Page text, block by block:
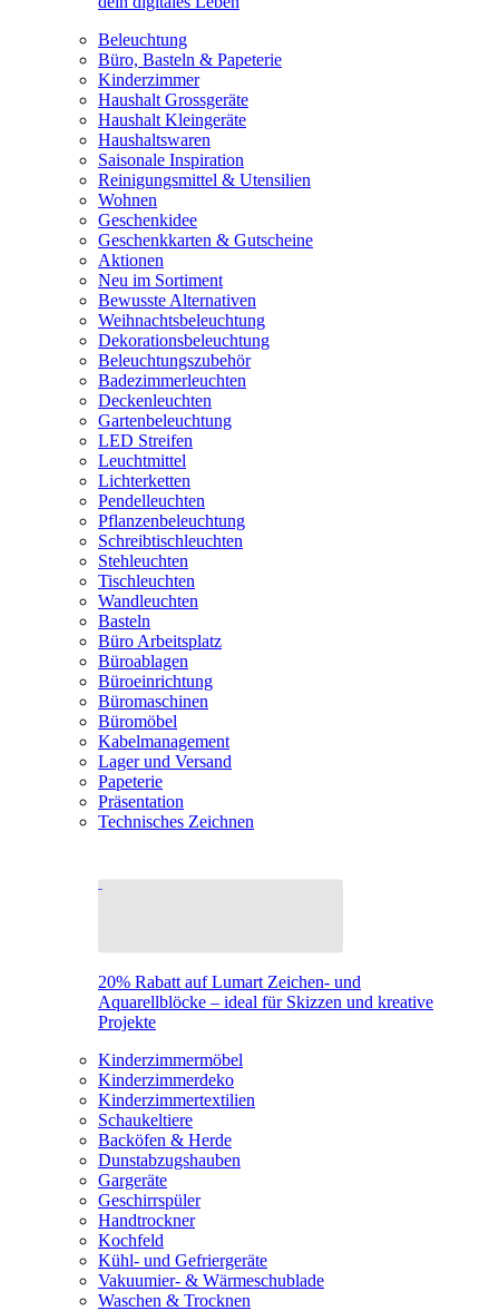
Beleuchtung
Büro, Basteln & Papeterie
Kinderzimmer
Haushalt Grossgeräte
Haushalt Kleingeräte
Haushaltswaren
Saisonale Inspiration
Reinigungsmittel & Utensilien
Wohnen
Geschenkidee
Geschenkkarten & Gutscheine
Aktionen
Neu im Sortiment
Bewusste Alternativen
Weihnachtsbeleuchtung
Dekorationsbeleuchtung
Beleuchtungszubehör
Badezimmerleuchten
Deckenleuchten
Gartenbeleuchtung
LED Streifen
Leuchtmittel
Lichterketten
Pendelleuchten
Pflanzenbeleuchtung
Schreibtischleuchten
Stehleuchten
Tischleuchten
Wandleuchten
Basteln
Büro Arbeitsplatz
Büroablagen
Büroeinrichtung
Büromaschinen
Büromöbel
Kabelmanagement
Lager und Versand
Papeterie
Präsentation
Technisches Zeichnen
20% Rabatt auf Lumart Zeichen- und
Aquarellblöcke – ideal für Skizzen und kreative
Projekte
Kinderzimmermöbel
Kinderzimmerdeko
Kinderzimmertextilien
Schaukeltiere
Backöfen & Herde
Dunstabzugshauben
Gargeräte
Geschirrspüler
Handtrockner
Kochfeld
Kühl- und Gefriergeräte
Vakuumier- & Wärmeschublade
Waschen & Trocknen